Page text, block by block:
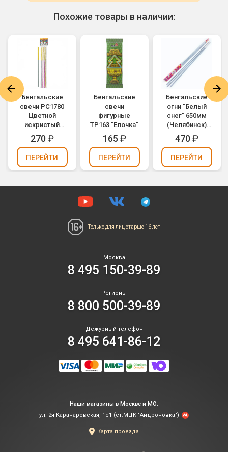
Похожие товары в наличии:
Бенгальские
свечи РС1780
Цветной
искристый
огонь 300мм
270₽
ПЕРЕЙТИ
Бенгальские
свечи
фигурные
ТР163 "Елочка"
165 ₽
ПЕРЕЙТИ
Бенгальские
огни "Белый
снег" 650мм
(Челябинск)
(упаковка 3 шт.)
470₽
ПЕРЕЙТИ
Только для лиц старше 16 лет
Москва
8 495 150-39-89
Регионы
8 800 500-39-89
Дежурный телефон
8 495 641-86-12
Наши магазины в Москве и МО:
ул. 2я Карачаровская, 1с1 (ст.МЦК "Андроновка")
Карта проезда